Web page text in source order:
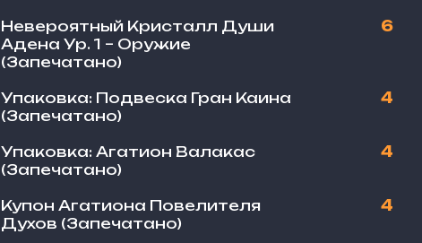
Невероятный Кристалл Души
Адена Ур. 1 – Оружие
(Запечатано)
6
Упаковка: Подвеска Гран Каина
(Запечатано)
4
Упаковка: Агатион Валакас
(Запечатано)
4
Купон Агатиона Повелителя
Духов (Запечатано)
4